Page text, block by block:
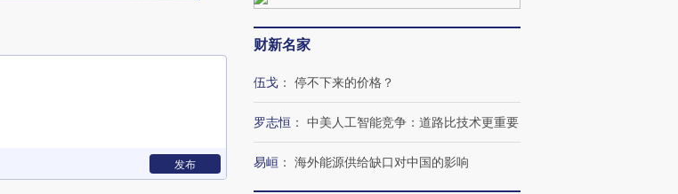
发布
财新名家
伍戈 ： 停不下来的价格？
罗志恒 ： 中美人工智能竞争：道路比技术更重要
易峘 ： 海外能源供给缺口对中国的影响